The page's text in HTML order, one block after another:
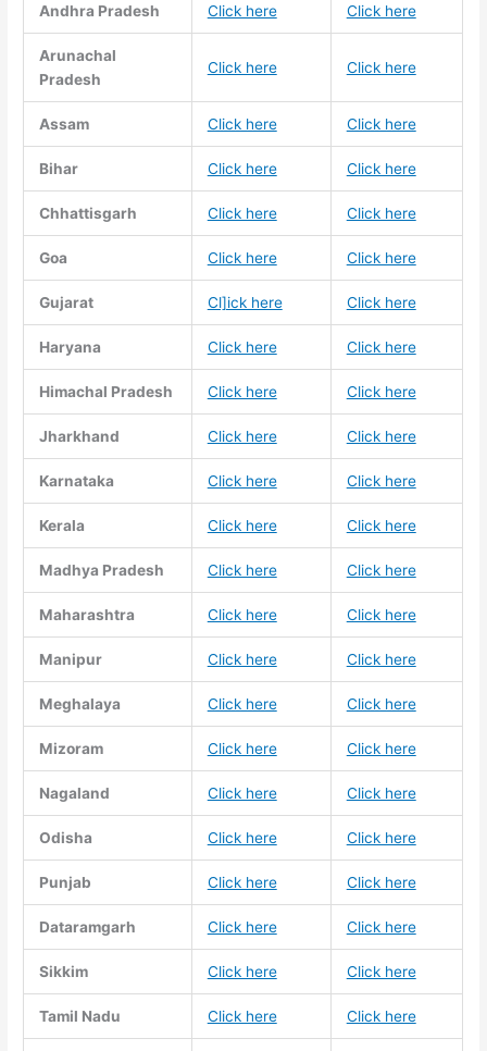
Andhra Pradesh Click here Click here
Arunachal
Pradesh
Click here Click here
Assam Click here Click here
Bihar Click here Click here
Chhattisgarh Click here Click here
Goa Click here Click here
Gujarat Cl]ick here Click here
Haryana Click here Click here
Himachal Pradesh Click here Click here
Jharkhand Click here Click here
Karnataka Click here Click here
Kerala Click here Click here
Madhya Pradesh Click here Click here
Maharashtra Click here Click here
Manipur Click here Click here
Meghalaya Click here Click here
Mizoram Click here Click here
Nagaland Click here Click here
Odisha Click here Click here
Punjab Click here Click here
Dataramgarh Click here Click here
Sikkim Click here Click here
Tamil Nadu Click here Click here